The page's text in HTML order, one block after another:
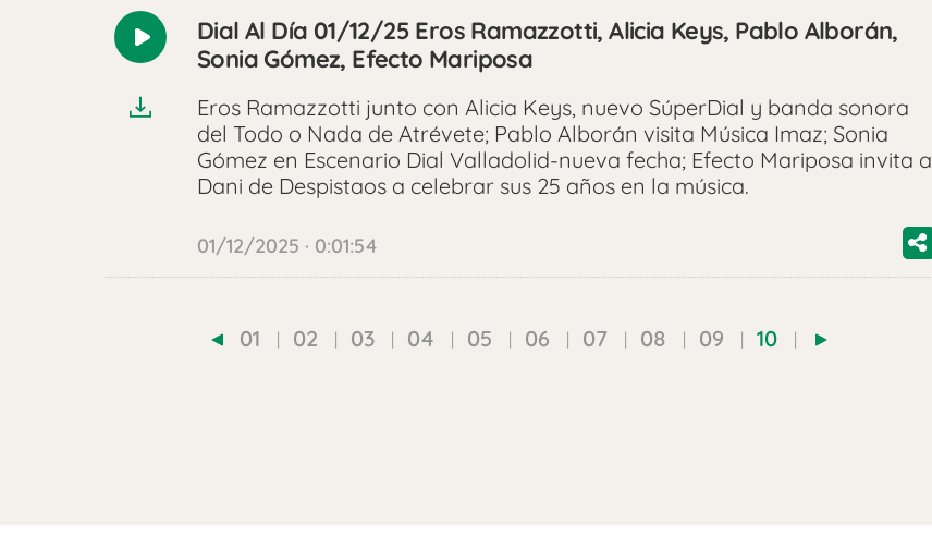
Reproducir
Dial Al Día 01/12/25 Eros Ramazzotti, Alicia Keys, Pablo Alborán,
Sonia Gómez, Efecto Mariposa
Eros Ramazzotti junto con Alicia Keys, nuevo SúperDial y banda sonora
del Todo o Nada de Atrévete; Pablo Alborán visita Música Imaz; Sonia
Gómez en Escenario Dial Valladolid-nueva fecha; Efecto Mariposa invita a
Dani de Despistaos a celebrar sus 25 años en la música.
01/12/2025 · 0:01:54
01 02 03 04 05 06 07 08 09 10